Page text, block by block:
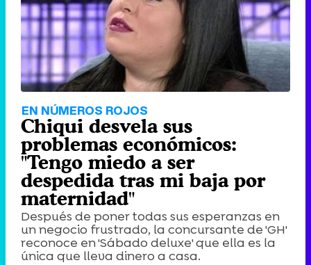
EN NÚMEROS ROJOS
Chiqui desvela sus
problemas económicos:
"Tengo miedo a ser
despedida tras mi baja por
maternidad"
Después de poner todas sus esperanzas en
un negocio frustrado, la concursante de 'GH'
reconoce en 'Sábado deluxe' que ella es la
única que lleva dinero a casa.